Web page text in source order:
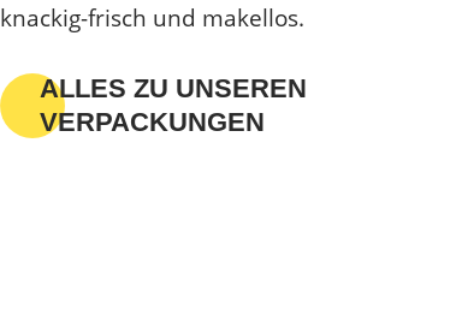
knackig-frisch und makellos.
ALLES ZU UNSEREN
VERPACKUNGEN